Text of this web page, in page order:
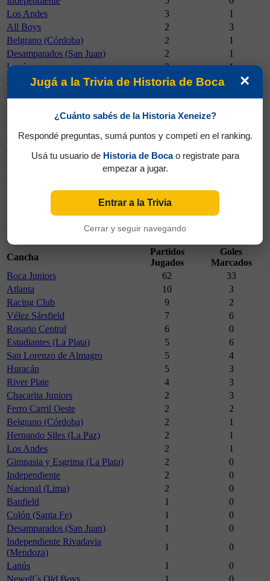
Los Andes
3
1
All Boys
2
3
Belgrano (Córdoba)
2
1
Desamparados (San Juan)
2
1
Lanús
2
1
Platense
2
Universitario (Bolivia)
Universitario (Perú)
Chaco For Ever
1
Atlético (Tucumán)
1
1
Gimnasia y Esgrima (Mendoza)
1
1
Gimnasia y Esgrima (Jujuy)
1
1
Kimberley (Mar del Plata)
San Martín (San Juan)
San Martín (Tucumán)
Cancha
Partidos
Jugados
Goles
Marcados
Boca Juniors
62
33
Atlanta
10
3
Racing Club
9
2
Vélez Sársfield
7
6
Rosario Central
6
0
Estudiantes (La Plata)
5
6
San Lorenzo de Almagro
5
4
Huracán
5
3
River Plate
4
3
Chacarita Juniors
2
3
Ferro Carril Oeste
2
2
Belgrano (Córdoba)
2
1
Hernando Siles (La Paz)
2
1
Los Andes
2
1
Gimnasia y Esgrima (La Plata)
2
0
Independiente
2
0
Nacional (Lima)
2
0
Banfield
1
0
Colón (Santa Fe)
1
0
Desamparados (San Juan)
1
0
Independiente Rivadavia
(Mendoza)
1
0
Lanús
1
0
Newell´s Old Boys
1 0
×
Jugá a la Trivia de Historia de Boca
¿Cuánto sabés de la Historia Xeneize?
Respondé preguntas, sumá puntos y competí en el ranking.
Usá tu usuario de Historia de Bocao registrate para
empezar a jugar.
Entrar a la Trivia
Cerrar y seguir navegando